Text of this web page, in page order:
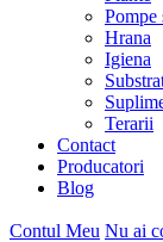
Pompe
Hrana
Igiena
Terarii
Contact
Producatori
Blog
Contul Meu Nu ai